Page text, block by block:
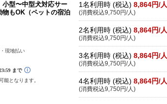
小型〜中型犬対応サー
もOK（ペットの宿泊
現地払い
となります。
1名利用時 (税込) 8,864円/人
(消費税込9,750円/人)
2名利用時 (税込) 8,864円/人
(消費税込9,750円/人)
3名利用時 (税込) 8,864円/人
(消費税込9,750円/人)
4名利用時 (税込) 8,864円/人
(消費税込9,750円/人)